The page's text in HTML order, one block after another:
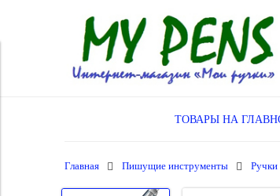
ТОВАРЫ НА
Главная Пишущие инструменты Ручки